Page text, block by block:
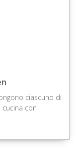
ciascuno di
con